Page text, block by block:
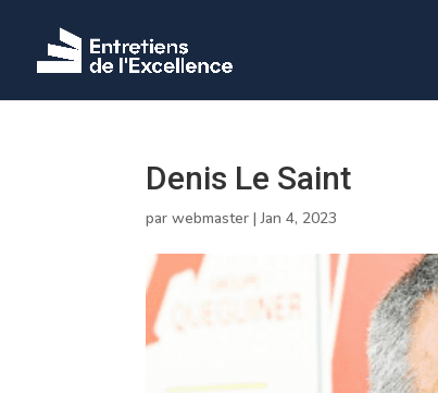
Denis Le Saint
parwebmaster |Jan 4, 2023